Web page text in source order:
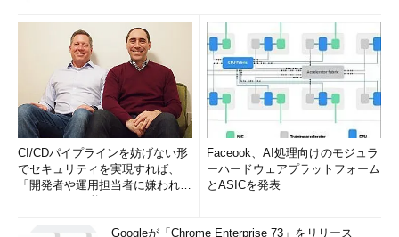
る。例えば以下のツールである。
NewSID［英語］（TechNet Windows Sysinternalsサイ
ト）
なお、現在のSIDの値を調べるには、PStoolsに含まれる
PsGetSidが利用できる。
PsTools［英語］（TechNet Windows Sysinternalsサイ
CI/CDパイプラインを妨げない形
でセキュリティを実現すれば、
「開発者や運用担当者に嫌われな
Faceook、AI処理向けのモジュラ
ーハードウェアプラットフォーム
とASICを発表
Googleが「Chrome Enterprise 73」をリリース